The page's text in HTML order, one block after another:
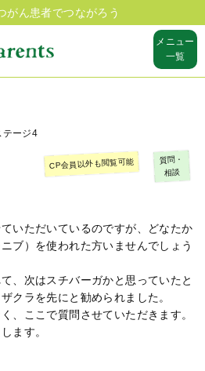
がん患者でつながろう
メニュー
一覧
テージ4
CP会員以外も閲覧可能 質問・
相談
いただいているのですが、どなたか
ブ）を使われた方いませんでしょう
、次はスチバーガかと思っていたと
クラを先にと勧められました。
、ここで質問させていただきます。
ます。